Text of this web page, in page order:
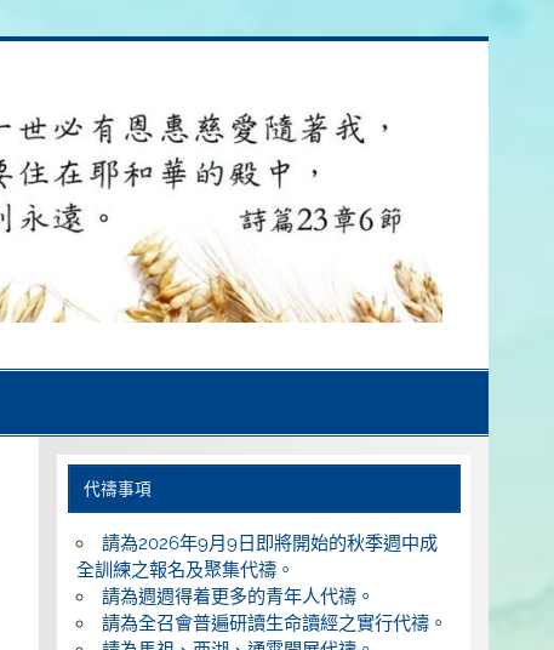
代禱事項
請為2026年9月9日即將開始的秋季週中成
全訓練之報名及聚集代禱。
請為週週得着更多的青年人代禱。
請為全召會普遍研讀生命讀經之實行代禱。